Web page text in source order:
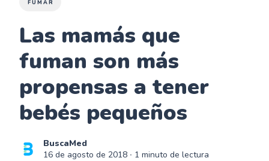
FUMAR
Las mamás que
fuman son más
propensas a tener
bebés pequeños
BuscaMed
16 de agosto de 2018 ∙ 1 minuto de lectura